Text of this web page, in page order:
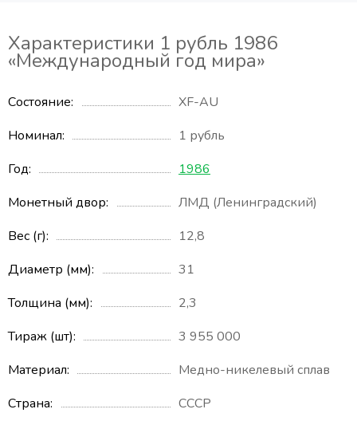
Характеристики 1 рубль 1986
«Международный год мира»
Состояние
XF-AU
Номинал
1 рубль
Год
1986
Монетный двор
ЛМД (Ленинградский)
Вес (г)
12,8
Диаметр (мм)
31
Толщина (мм)
2,3
Тираж (шт)
3 955 000
Материал
Медно-никелевый сплав
Страна
СССР